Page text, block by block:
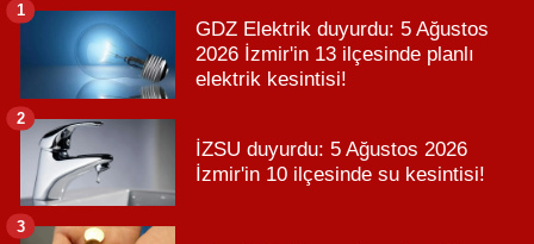
GDZ Elektrik duyurdu: 5 Ağustos
2026 İzmir'in 13 ilçesinde planlı
elektrik kesintisi!
1
İZSU duyurdu: 5 Ağustos 2026
İzmir'in 10 ilçesinde su kesintisi!
2
3